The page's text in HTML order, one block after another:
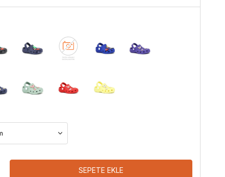
SEPETE EKLE